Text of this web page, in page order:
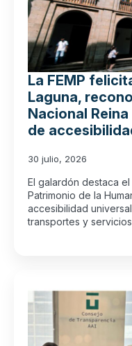
La FEMP
Laguna,
Nacional
de
30 julio, 2026
El galardón destaca
Patrimonio de la
accesibilidad
transportes y